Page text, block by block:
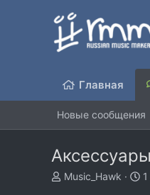
Главная
Новые сообщения
А
Music_Hawk
Д